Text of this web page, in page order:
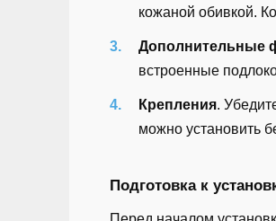
кожаной обивкой.
Дополнительные
встроенные
Крепления.
можно установить
Подготовка к